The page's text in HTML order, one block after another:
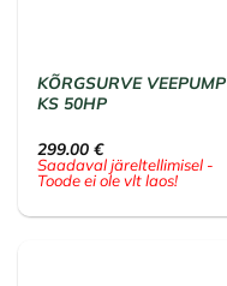
KÕRGSURVE VEEPUMP
KS 50HP
299.00€
Saadaval järeltellimisel -
Toode ei ole vlt laos!